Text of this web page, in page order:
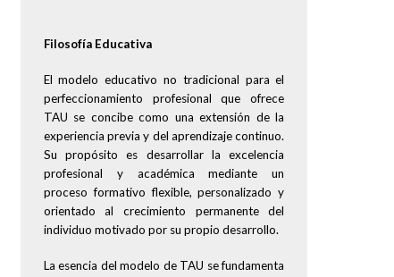
Filosofía Educativa
El modelo educativo no tradicional para el
perfeccionamiento profesional que ofrece
TAU se concibe como una extensión de la
experiencia previa y del aprendizaje continuo.
Su propósito es desarrollar la excelencia
profesional y académica mediante un
proceso formativo flexible, personalizado y
orientado al crecimiento permanente del
individuo motivado por su propio desarrollo.
La esencia del modelo de TAU se fundamenta